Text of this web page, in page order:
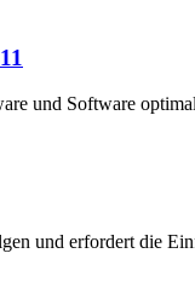
und Software
und erfordert die